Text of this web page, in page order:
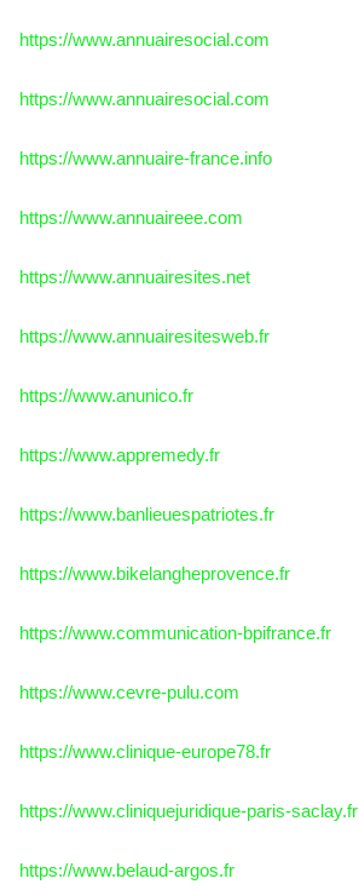
https://www.annuairesocial.com
https://www.annuairesocial.com
https://www.annuaire-france.info
https://www.annuaireee.com
https://www.annuairesites.net
https://www.annuairesitesweb.fr
https://www.anunico.fr
https://www.appremedy.fr
https://www.banlieuespatriotes.fr
https://www.bikelangheprovence.fr
https://www.communication-bpifrance.fr
https://www.cevre-pulu.com
https://www.clinique-europe78.fr
https://www.cliniquejuridique-paris-saclay.fr
https://www.belaud-argos.fr